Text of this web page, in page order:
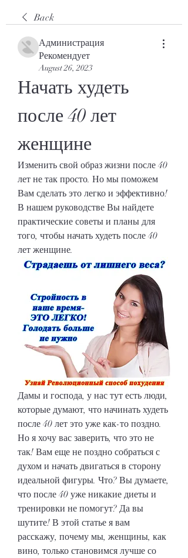
Back
Администрация
Рекомендует
August 26, 2023
Начать худеть
после 40 лет
женщине
Изменить свой образ жизни после 40
лет не так просто. Но мы поможем
Вам сделать это легко и эффективно!
В нашем руководстве Вы найдете
практические советы и планы для
того, чтобы начать худеть после 40
лет женщине.
Дамы и господа, у нас тут есть люди,
которые думают, что начинать худеть
после 40 лет это уже как-то поздно.
Но я хочу вас заверить, что это не
так! Вам еще не поздно собраться с
духом и начать двигаться в сторону
идеальной фигуры. Что? Вы думаете,
что после 40 уже никакие диеты и
тренировки не помогут? Да вы
шутите! В этой статье я вам
расскажу, почему мы, женщины, как
вино, только становимся лучше со